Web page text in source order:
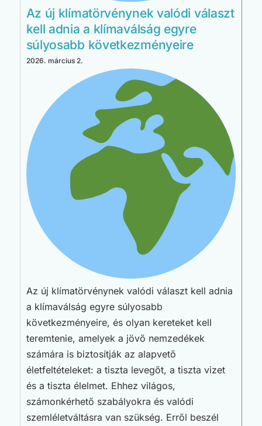
Az új klímatörvénynek valódi választ
kell adnia a klímaválság egyre
súlyosabb következményeire
2026. március 2.
Az új klímatörvénynek valódi választ kell adnia
a klímaválság egyre súlyosabb
következményeire, és olyan kereteket kell
teremtenie, amelyek a jövő nemzedékek
számára is biztosítják az alapvető
életfeltételeket: a tiszta levegőt, a tiszta vizet
és a tiszta élelmet. Ehhez világos,
számonkérhető szabályokra és valódi
szemléletváltásra van szükség. Erről beszél